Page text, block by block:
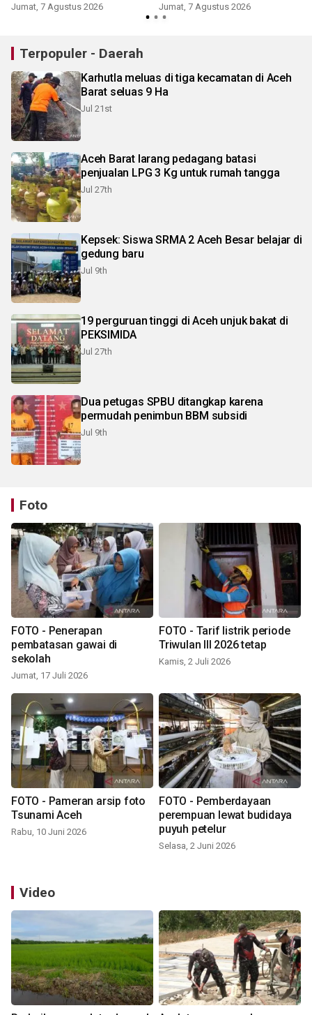
Jumat, 7 Agustus 2026 Jumat, 7 Agustus 2026
Terpopuler - Daerah
Karhutla meluas di tiga kecamatan di Aceh
Barat seluas 9 Ha
Jul 21st
Aceh Barat larang pedagang batasi
penjualan LPG 3 Kg untuk rumah tangga
Jul 27th
Kepsek: Siswa SRMA 2 Aceh Besar belajar di
gedung baru
Jul 9th
19 perguruan tinggi di Aceh unjuk bakat di
PEKSIMIDA
Jul 27th
Dua petugas SPBU ditangkap karena
permudah penimbun BBM subsidi
Jul 9th
Foto
FOTO - Penerapan
pembatasan gawai di
sekolah
Jumat, 17 Juli 2026
FOTO - Tarif listrik periode
Triwulan III 2026 tetap
Kamis, 2 Juli 2026
FOTO - Pameran arsip foto
Tsunami Aceh
Rabu, 10 Juni 2026
FOTO - Pemberdayaan
perempuan lewat budidaya
puyuh petelur
Selasa, 2 Juni 2026
Video